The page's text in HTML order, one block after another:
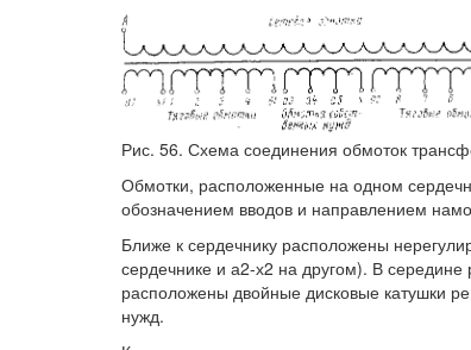
Рис. 56. Схема соединения обмоток
Обмотки, расположенные на одном
обозначением вводов и направлением
Ближе к сердечнику расположены
сердечнике и а2-х2 на другом). В
расположены двойные дисковые катушки
нужд.